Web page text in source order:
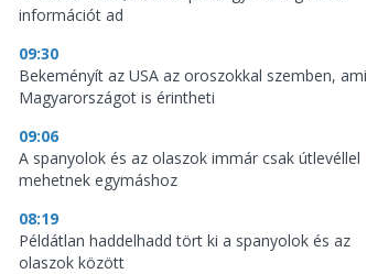
információt ad
09:30
Bekeményít az USA az oroszokkal szemben, ami
Magyarországot is érintheti
09:06
A spanyolok és az olaszok immár csak útlevéllel
mehetnek egymáshoz
08:19
Példátlan haddelhadd tört ki a spanyolok és az
olaszok között